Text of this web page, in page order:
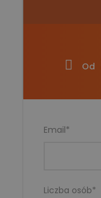
Od
Email*
Liczba osób*